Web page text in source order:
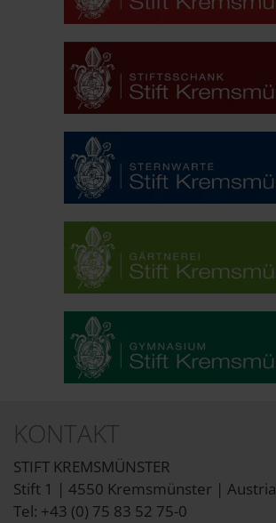
KONTAKT
STIFT KREMSMÜNSTER
Stift 1 | 4550 Kremsmünster | Austria
Tel: +43 (0) 75 83 52 75-0